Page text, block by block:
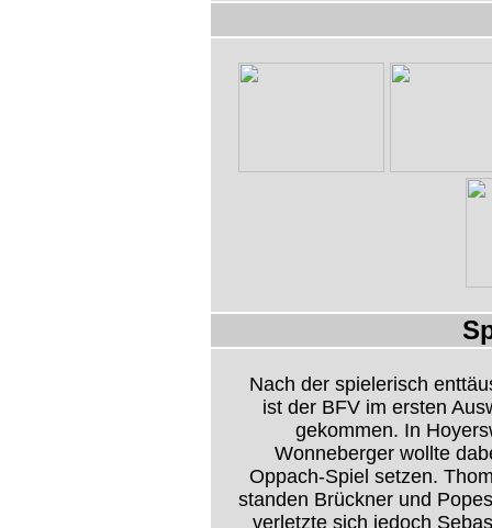
Nach der spielerisch
ist der BFV im ersten
gekommen. In
Wonneberger wollte
Oppach-Spiel setzen.
standen Brückner und
verletzte sich jedoch